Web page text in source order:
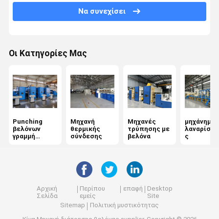
Μηχανή σχηματισμού ιστού
Μηχανή σιδέρωσης με καλάντη
Άνεμος μηχανή
Μηχανή τελικής επεξεργασίας υφασμάτων
Μηχανή μη υφαντικής χημικής σύνδεσης
Να συνεχίσει
Οι Κατηγορίες Μας
Punching
βελόνων
γραμμή
Μηχανή
θερμικής
σύνδεσης
Μηχανές
τρύπησης με
βελόνα
μηχάνημα
ς
Αρχική
Σελίδα
Περίπου
εμείς
επαφή
Desktop
Site
Sitemap
Πολιτική μυστικότητας